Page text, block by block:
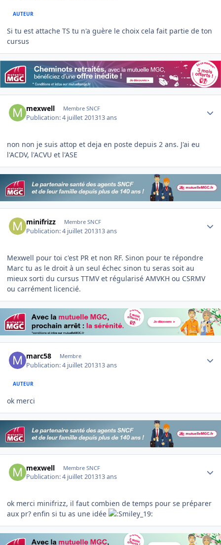
AUTEUR
Si tu est attache TS tu n'a guère le choix cela fait partie de ton
cursus
mexwell Membre SNCF
Publication:4 juillet 201313 ans
non non je suis attop et deja en poste depuis 2 ans. J'ai eu
l'ACDV, l'ACVU et l'ASE
minifrizz Membre SNCF
Publication:4 juillet 201313 ans
Mexwell pour toi c'est PR et non RF. Sinon pour te répondre
Marc tu as le droit à un seul échec sinon tu seras soit au
mieux sorti du cursus TTMV et régularisé AMVKH ou CSRMV
ou carrément licencié.
marc58 Membre
Publication:4 juillet 201313 ans
AUTEUR
ok merci
mexwell Membre SNCF
Publication:4 juillet 201313 ans
ok merci minifrizz, il faut combien de temps pour se préparer
aux pr? enfin si tu as une idée